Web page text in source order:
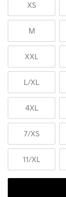
XS
M
XXL
L/XL
4XL
7/XS
11/XL